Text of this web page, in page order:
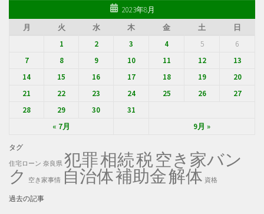
2023年8月
月
火 水 木 金 土 日
« 7月 9月 »
1 2 3 4 5
6
7
8 9 10 11 12
13
14
15 16 17 18 19
20
21
22 23 24 25 26
27
28
29 30 31
タグ
住宅ローン 奈良県 犯罪相続税空き家バン
ク 空き家事情 自治体補助金解体 資格
過去の記事